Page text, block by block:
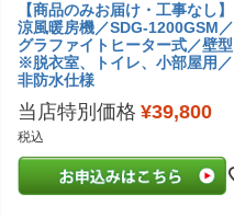
【商品のみお届け・工事なし】
涼風暖房機／SDG-1200GSM／
グラファイトヒーター式／壁型
※脱衣室、トイレ、小部屋用／
非防水仕様
当店特別価格 ¥39,800
税込